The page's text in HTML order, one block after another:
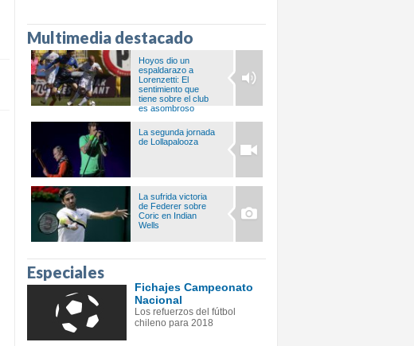
Multimedia destacado
Hoyos dio un
espaldarazo a
Lorenzetti: El
sentimiento que
tiene sobre el club
es asombroso
La segunda jornada
de Lollapalooza
La sufrida victoria
de Federer sobre
Coric en Indian
Wells
Especiales
Fichajes Campeonato
Nacional
Los refuerzos del fútbol
chileno para 2018